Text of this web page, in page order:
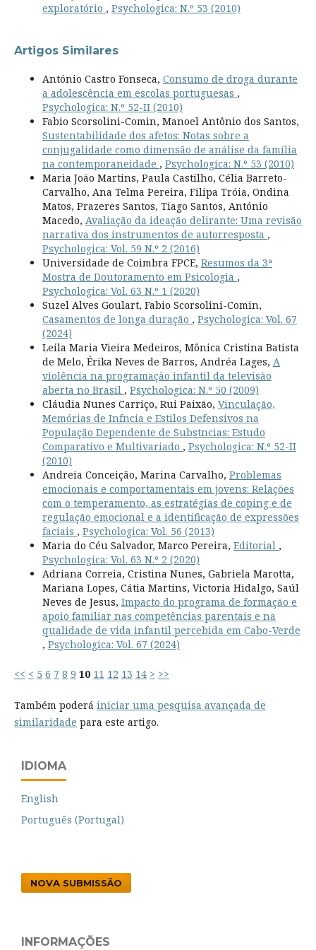
exploratório , Psychologica: N.º 53 (2010)
Artigos Similares
António Castro Fonseca, Consumo de droga durante
a adolescência em escolas portuguesas ,
Psychologica: N.º 52-II (2010)
Fabio Scorsolini-Comin, Manoel Antônio dos Santos,
Sustentabilidade dos afetos: Notas sobre a
conjugalidade como dimensão de análise da família
na contemporaneidade , Psychologica: N.º 53 (2010)
Maria João Martins, Paula Castilho, Célia Barreto-
Carvalho, Ana Telma Pereira, Filipa Tróia, Ondina
Matos, Prazeres Santos, Tiago Santos, António
Macedo, Avaliação da ideação delirante: Uma revisão
narrativa dos instrumentos de autorresposta ,
Psychologica: Vol. 59 N.º 2 (2016)
Universidade de Coimbra FPCE, Resumos da 3ª
Mostra de Doutoramento em Psicologia ,
Psychologica: Vol. 63 N.º 1 (2020)
Suzel Alves Goulart, Fabio Scorsolini-Comin,
Casamentos de longa duração , Psychologica: Vol. 67
(2024)
Leila Maria Vieira Medeiros, Mônica Cristina Batista
de Melo, Érika Neves de Barros, Andréa Lages, A
violência na programação infantil da televisão
aberta no Brasil , Psychologica: N.º 50 (2009)
Cláudia Nunes Carriço, Rui Paixão, Vinculação,
Memórias de Infncia e Estilos Defensivos na
População Dependente de Substncias: Estudo
Comparativo e Multivariado , Psychologica: N.º 52-II
(2010)
Andreia Conceição, Marina Carvalho, Problemas
emocionais e comportamentais em jovens: Relações
com o temperamento, as estratégias de coping e de
regulação emocional e a identificação de expressões
faciais , Psychologica: Vol. 56 (2013)
Maria do Céu Salvador, Marco Pereira, Editorial ,
Psychologica: Vol. 63 N.º 2 (2020)
Adriana Correia, Cristina Nunes, Gabriela Marotta,
Mariana Lopes, Cátia Martins, Victoria Hidalgo, Saúl
Neves de Jesus, Impacto do programa de formação e
apoio familiar nas competências parentais e na
qualidade de vida infantil percebida em Cabo-Verde
, Psychologica: Vol. 67 (2024)
<< < 5 6 7 8 9 10 11 12 13 14 > >>
Também poderá iniciar uma pesquisa avançada de
similaridade para este artigo.
IDIOMA
English
Português (Portugal)
NOVA SUBMISSÃO
INFORMAÇÕES